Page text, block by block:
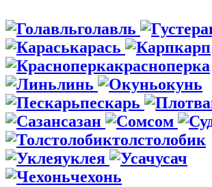
голавль
карась
карп
красноперка
линь
окунь
пескарь
сазан
сом
толстолобик
уклея
усач
чехонь